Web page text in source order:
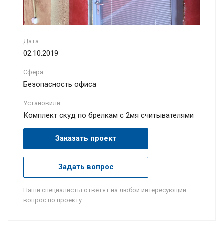
Дата
02.10.2019
Сфера
Безопасность офиса
Установили
Комплект скуд по брелкам с 2мя считывателями
Заказать проект
Задать вопрос
Наши специалисты ответят на любой интересующий
вопрос по проекту